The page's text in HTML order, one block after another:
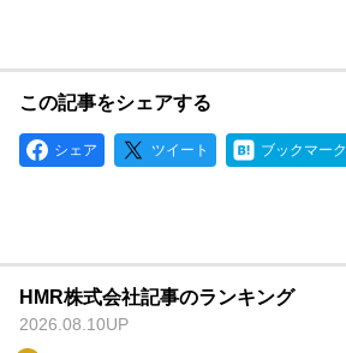
この記事をシェアする
シェア ツイート ブックマーク
HMR株式会社記事のランキング
2026.08.10UP